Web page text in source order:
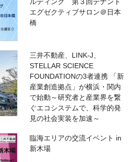
エグゼクティブサロン＠日本
橋
三井不動産、LINK-J、
STELLAR SCIENCE
FOUNDATIONの3者連携 「新
産業創造拠点」が横浜・関内
で始動～研究者と産業界を繋
ぐエコシステムで、科学的発
見の社会実装を加速～
臨海エリアの交流イベント in
新木場